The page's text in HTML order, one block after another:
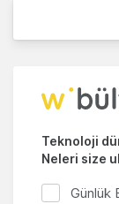
Teknoloji
Neleri size
Günlük